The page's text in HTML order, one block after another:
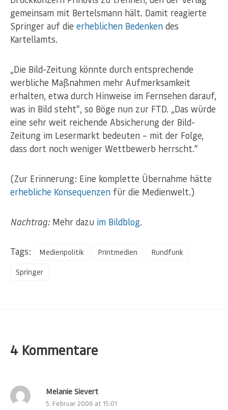
gemeinsam mit Bertelsmann hält. Damit reagierte
Springer auf die erheblichen Bedenken des
Kartellamts.
„Die Bild-Zeitung könnte durch entsprechende
werbliche Maßnahmen mehr Aufmerksamkeit
erhalten, etwa durch Hinweise im Fernsehen darauf,
was in Bild steht“, so Böge nun zur FTD. „Das würde
eine sehr weit reichende Absicherung der Bild-
Zeitung im Lesermarkt bedeuten – mit der Folge,
dass dort noch weniger Wettbewerb herrscht.“
(Zur Erinnerung: Eine komplette Übernahme hätte
erhebliche Konsequenzen für die Medienwelt.)
Nachtrag: Mehr dazu im Bildblog.
Tags: Medienpolitik Printmedien Rundfunk
Springer
4 Kommentare
Melanie Sievert
5. Februar 2006 at 15:01